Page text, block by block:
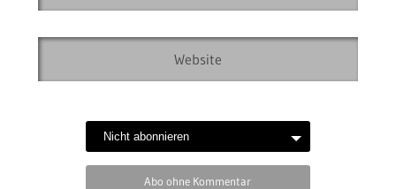
Abo ohne Kommentar